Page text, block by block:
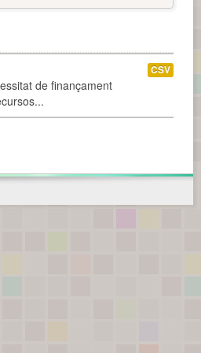
de finançament
CSV